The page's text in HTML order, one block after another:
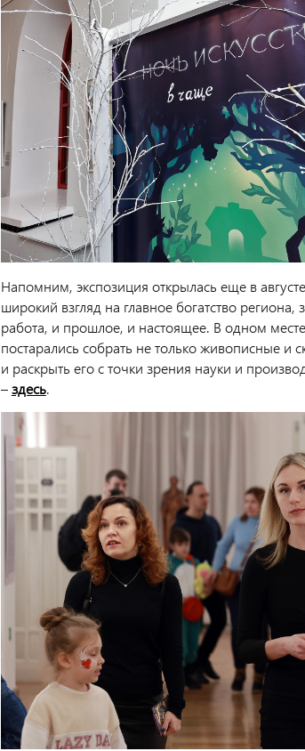
Напомним, экспозиция открылась еще в
широкий взгляд на главное богатство
работа, и прошлое, и настоящее. В одном
постарались собрать не только живописные и
и раскрыть его с точки зрения науки и
–здесь.